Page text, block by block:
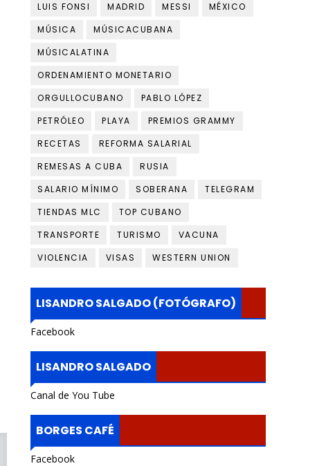
LUIS FONSI
MADRID MESSI
MÉXICO
MÚSICA
MÚSICACUBANA
MÚSICALATINA
ORDENAMIENTO MONETARIO
ORGULLOCUBANO
PABLO LÓPEZ
PETRÓLEO
PLAYA
PREMIOS GRAMMY
RECETAS
REFORMA SALARIAL
REMESAS A CUBA
RUSIA
SALARIO MÍNIMO
SOBERANA
TELEGRAM
TIENDAS MLC
TOP CUBANO
TRANSPORTE
TURISMO
VACUNA
VIOLENCIA
VISAS WESTERN UNION
LISANDRO SALGADO (FOTÓGRAFO)
Facebook
LISANDRO SALGADO
Canal de You Tube
BORGES CAFÉ
Facebook